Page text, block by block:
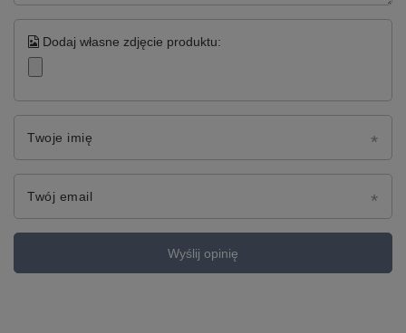
Dodaj własne zdjęcie produktu:
Twoje imię
Twój email
Wyślij opinię